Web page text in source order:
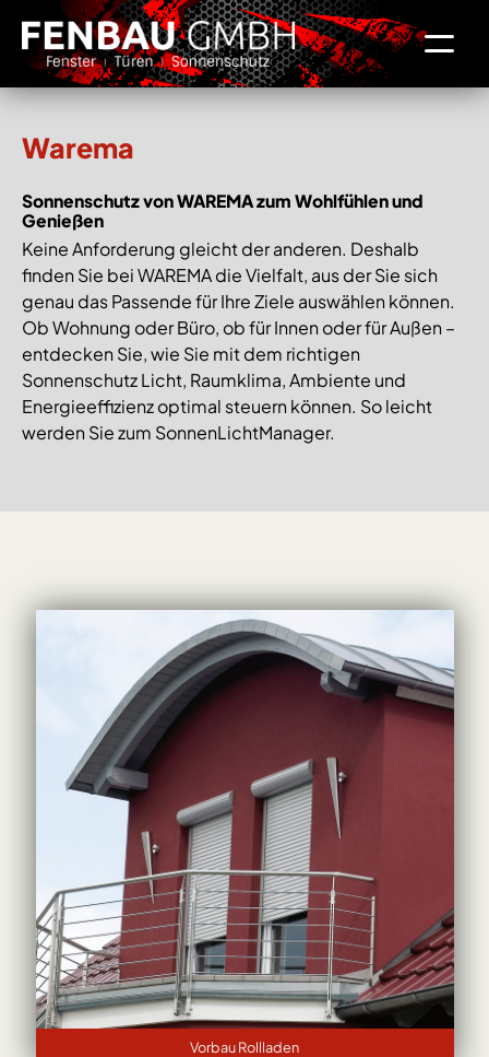
Warema
Sonnenschutz von WAREMA zum Wohlfühlen und
Genießen
Keine Anforderung gleicht der anderen. Deshalb
finden Sie bei WAREMA die Vielfalt, aus der Sie sich
genau das Passende für Ihre Ziele auswählen können.
Ob Wohnung oder Büro, ob für Innen oder für Außen –
entdecken Sie, wie Sie mit dem richtigen
Sonnenschutz Licht, Raumklima, Ambiente und
Energieeffizienz optimal steuern können. So leicht
werden Sie zum SonnenLichtManager.
Vorbau Rollladen